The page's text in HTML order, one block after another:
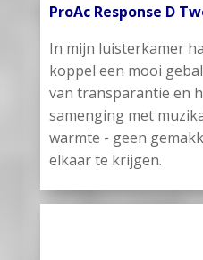
ProAc Response D
In mijn luisterkamer
koppel een mooi
van transparantie en
samenging met
warmte - geen
elkaar te krijgen.